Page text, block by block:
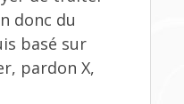
donc du
basé sur
pardon X,